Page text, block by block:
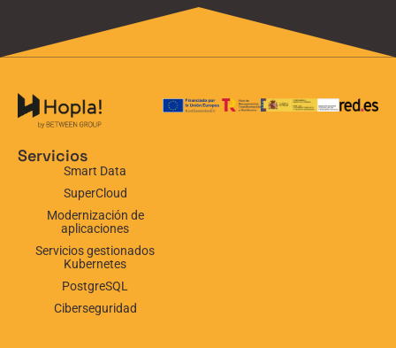
Servicios
Smart Data
SuperCloud
Modernización de
aplicaciones
Servicios gestionados
Kubernetes
PostgreSQL
Ciberseguridad